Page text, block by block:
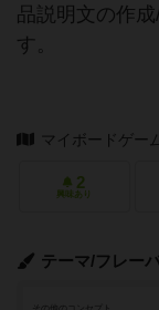
品説明文の作
す。
マイボードゲー
2
興味あり
テーマ/フレー